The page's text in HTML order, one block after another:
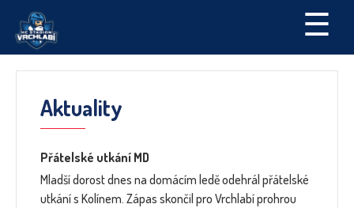
☰
Aktuality
Přátelské utkání MD
Mladší dorost dnes na domácím ledě odehrál přátelské
utkání s Kolínem. Zápas skončil pro Vrchlabí prohrou